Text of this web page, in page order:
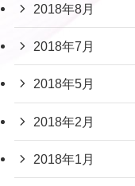
2018年8月
2018年7月
2018年5月
2018年2月
2018年1月